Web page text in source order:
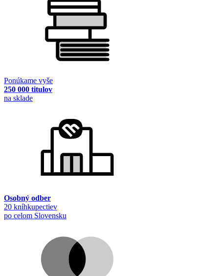
Ponúkame vyše
250 000 titulov
na sklade
Osobný odber
20 kníhkupectiev
po celom Slovensku